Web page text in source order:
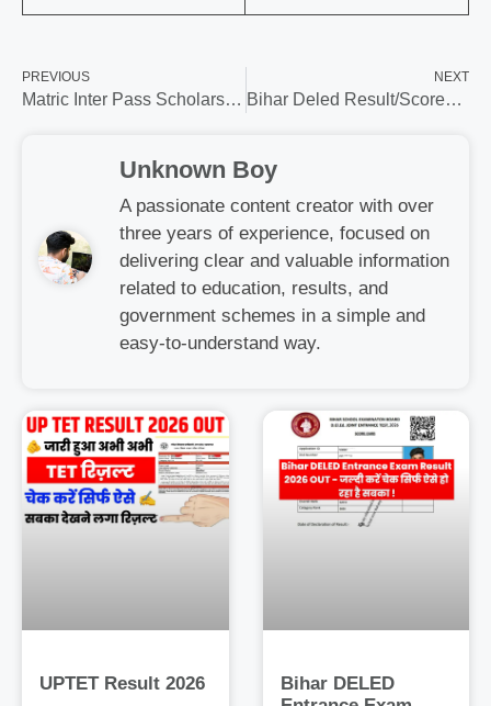
PREVIOUS
Matric Inter Pass Scholarship Online Apply Kaise Karen 2026 – ऐसे भर फॉर्म बिना गलती के
NEXT
Bihar Deled Result/Scorecard 2026 – ऐसे होगा चेक सबका डायरेक्ट !
Unknown Boy
A passionate content creator with over
three years of experience, focused on
delivering clear and valuable information
related to education, results, and
government schemes in a simple and
easy-to-understand way.
UPTET Result 2026
Bihar DELED